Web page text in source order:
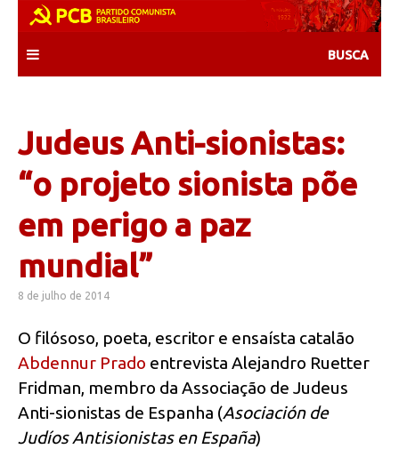
content
Judeus Anti-sionistas:
“o projeto sionista põe
em perigo a paz
mundial”
8 de julho de 2014
O filósoso, poeta, escritor e ensaísta catalão
Abdennur Prado entrevista Alejandro Ruetter
Fridman, membro da Associação de Judeus
Anti-sionistas de Espanha (Asociación de
Judíos Antisionistas en España)